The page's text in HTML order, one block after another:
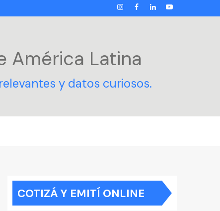
INSTAGRAM
FACEBOOK
LINKEDIN
YOUTUBE
América Latina
y datos curiosos.
COTIZÁ Y EMITÍ ONLINE